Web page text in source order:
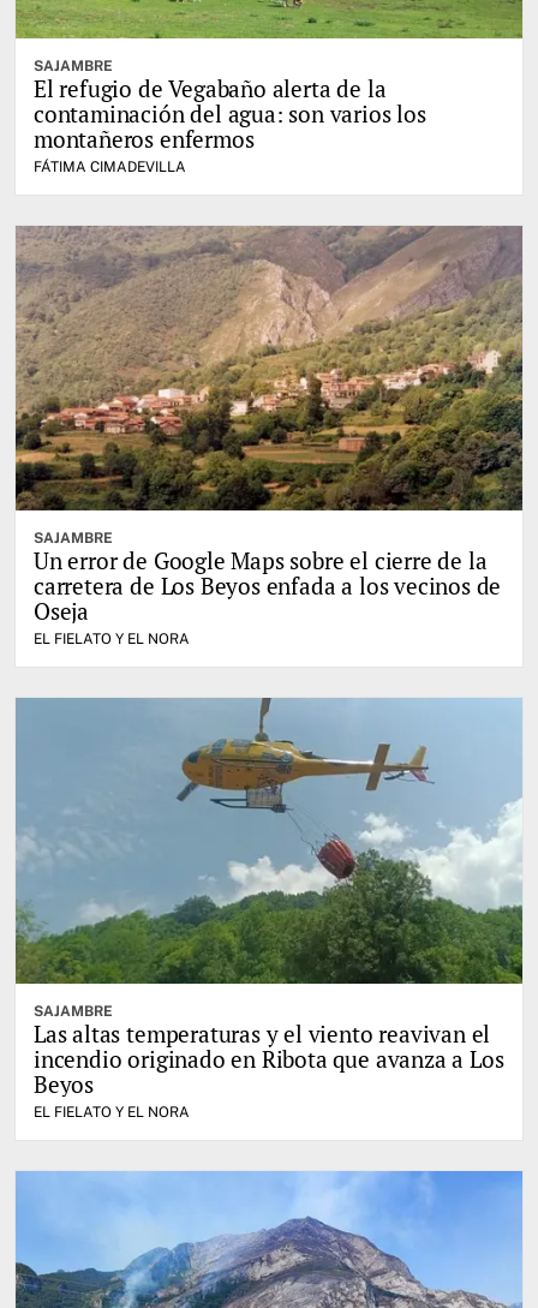
SAJAMBRE
El refugio de Vegabaño alerta de la
contaminación del agua: son varios los
montañeros enfermos
FÁTIMA CIMADEVILLA
SAJAMBRE
Un error de Google Maps sobre el cierre de la
carretera de Los Beyos enfada a los vecinos de
Oseja
EL FIELATO Y EL NORA
SAJAMBRE
Las altas temperaturas y el viento reavivan el
incendio originado en Ribota que avanza a Los
Beyos
EL FIELATO Y EL NORA